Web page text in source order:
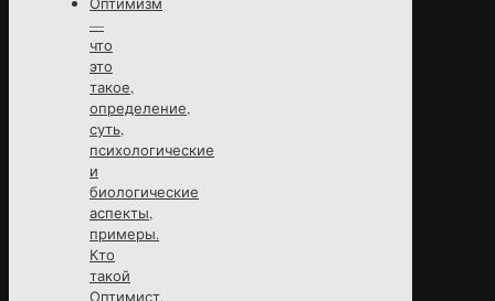
—
что
это
такое,
определение,
суть,
психологические
и
биологические
аспекты,
примеры.
Кто
такой
Оптимист.